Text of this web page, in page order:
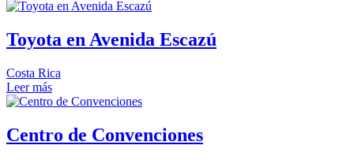
Toyota en Avenida Escazú
Costa Rica
Leer más
Centro de Convenciones